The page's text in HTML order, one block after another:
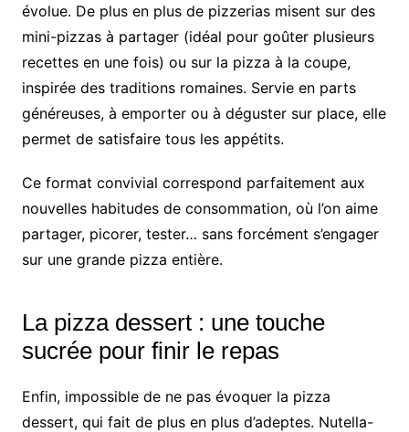
évolue. De plus en plus de pizzerias misent sur des
mini-pizzas à partager (idéal pour goûter plusieurs
recettes en une fois) ou sur la pizza à la coupe,
inspirée des traditions romaines. Servie en parts
généreuses, à emporter ou à déguster sur place, elle
permet de satisfaire tous les appétits.
Ce format convivial correspond parfaitement aux
nouvelles habitudes de consommation, où l’on aime
partager, picorer, tester… sans forcément s’engager
sur une grande pizza entière.
La pizza dessert : une touche
sucrée pour finir le repas
Enfin, impossible de ne pas évoquer la pizza
dessert, qui fait de plus en plus d’adeptes. Nutella-